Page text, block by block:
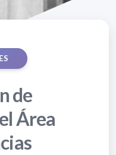
de
Área